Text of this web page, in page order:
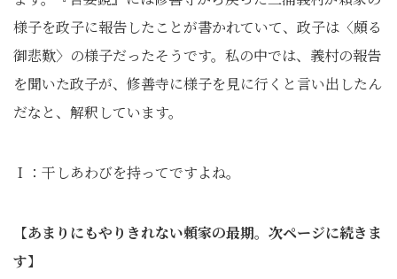
様子を政子に報告したことが書かれていて、政子は〈頗る
御悲歎〉の様子だったそうです。私の中では、義村の報告
を聞いた政子が、修善寺に様子を見に行くと言い出したん
だなと、解釈しています。
Ｉ：干しあわびを持ってですよね｡
【あまりにもやりきれない頼家の最期。次ページに続きま
す】